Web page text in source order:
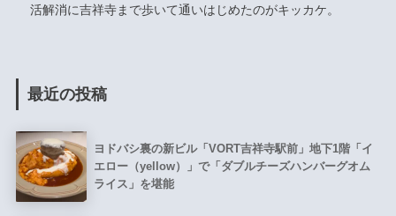
活解消に吉祥寺まで歩いて通いはじめたのがキッカケ。
最近の投稿
ヨドバシ裏の新ビル「VORT吉祥寺駅前」地下1階「イ
エロー（yellow）」で「ダブルチーズハンバーグオム
ライス」を堪能